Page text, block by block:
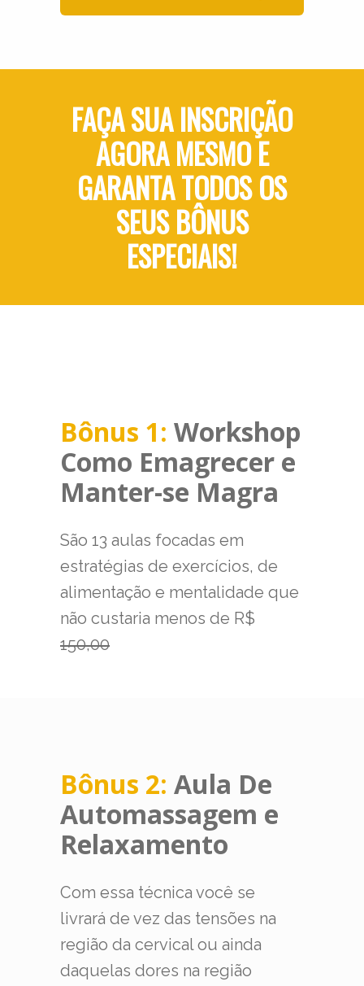
FAÇA SUA INSCRIÇÃO
AGORA MESMO E
GARANTA TODOS OS
SEUS BÔNUS
ESPECIAIS!
Bônus 1: Workshop
Como Emagrecer e
Manter-se Magra
São 13 aulas focadas em
estratégias de exercícios, de
alimentação e mentalidade que
não custaria menos de R$
150,00
Bônus 2: Aula De
Automassagem e
Relaxamento
Com essa técnica você se
livrará de vez das tensões na
região da cervical ou ainda
daquelas dores na região